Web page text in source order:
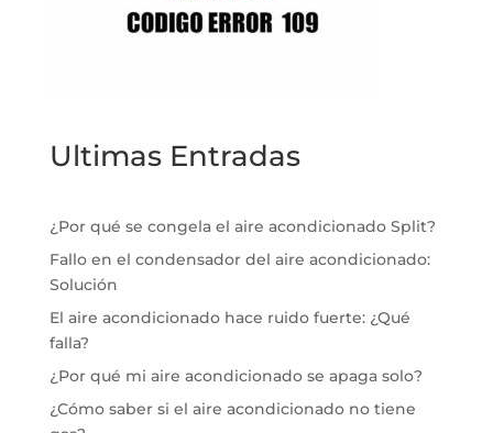
Ultimas Entradas
¿Por qué se congela el aire acondicionado Split?
Fallo en el condensador del aire acondicionado:
Solución
El aire acondicionado hace ruido fuerte: ¿Qué
falla?
¿Por qué mi aire acondicionado se apaga solo?
¿Cómo saber si el aire acondicionado no tiene